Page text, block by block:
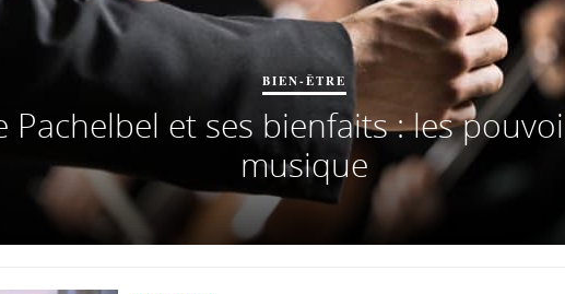
BIEN-ÊTRE
Pachelbel et ses bienfaits : les
musique